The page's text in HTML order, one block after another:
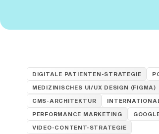
DIGITALE PATIENTEN-STRATEGIE
MEDIZINISCHES UI/UX DESIGN (FIGMA)
CMS-ARCHITEKTUR
PERFORMANCE MARKETING
VIDEO-CONTENT-STRATEGIE